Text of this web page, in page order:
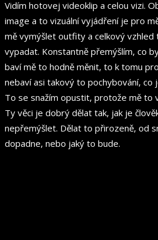
Vidím hotovej videoklip a celou vizi.
image a to vizuální vyjádření je pro
mě vymýšlet outfity a celkový vzhled
vypadat. Konstantně přemýšlím, co
baví mě to hodně měnit, to k tomu
nebaví asi takový to pochybování, co
To se snažím opustit, protože mě to
Ty věci je dobrý dělat tak, jak je
nepřemýšlet. Dělat to přirozeně, od
dopadne, nebo jaký to bude.